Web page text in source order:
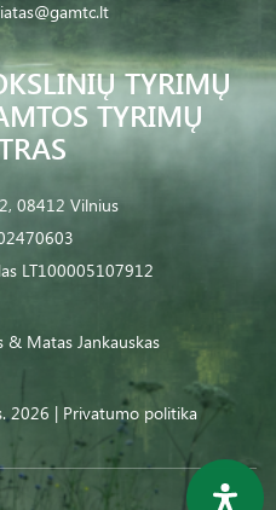
TYRIMŲ
TYRIMŲ
08412 Vilnius
LT100005107912
2026 | Privatumo politika
& Matas Jankauskas